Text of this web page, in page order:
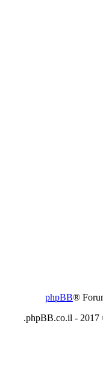
phpBB®
.